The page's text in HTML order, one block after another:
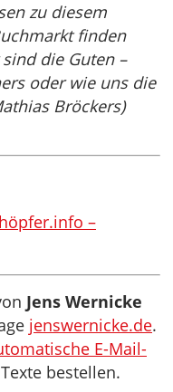
zu diesem
finden
die Guten –
oder wie uns die
Bröckers)
–
Jens Wernicke
jenswernicke.de.
E-Mail-
bestellen.